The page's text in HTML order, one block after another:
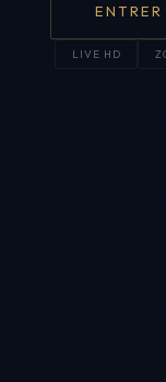
LIVE HD